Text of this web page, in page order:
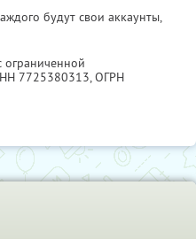
будут свои аккаунты,
ограниченной
7725380313, ОГРН